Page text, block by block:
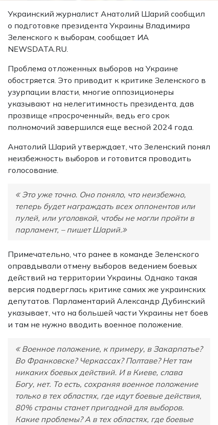
Украинский журналист Анатолий Шарий сообщил
о подготовке президента Украины Владимира
Зеленского к выборам, сообщает ИА
NEWSDATA.RU.
Проблема отложенных выборов на Украине
обостряется. Это приводит к критике Зеленского в
узурпации власти, многие оппозиционеры
указывают на нелегитимность президента, дав
прозвище «просроченный», ведь его срок
полномочий завершился еще весной 2024 года.
Анатолий Шарий утверждает, что Зеленский понял
неизбежность выборов и готовится проводить
голосование.
Это уже точно. Оно поняло, что неизбежно,
теперь будет награждать всех оппонентов или
пулей, или уголовкой, чтобы не могли пройти в
парламент, – пишет Шарий.
Примечательно, что ранее в команде Зеленского
оправдывали отмену выборов ведением боевых
действий на территории Украины. Однако такая
версия подверглась критике самих же украинских
депутатов. Парламентарий Александр Дубинский
указывает, что на большей части Украины нет боев
и там не нужно вводить военное положение.
Военное положение, к примеру, в Закарпатье?
Во Франковске? Черкассах? Полтаве? Нет там
никаких боевых действий. И в Киеве, слава
Богу, нет. То есть, сохраняя военное положение
только в тех областях, где идут боевые действия,
80% страны станет пригодной для выборов.
Какие проблемы? А в тех областях, где боевые